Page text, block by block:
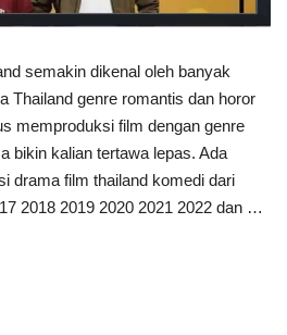
semakin dikenal oleh banyak
Thailand genre romantis dan horor
memproduksi film dengan genre
bikin kalian tertawa lepas. Ada
drama film thailand komedi dari
2018 2019 2020 2021 2022 dan …